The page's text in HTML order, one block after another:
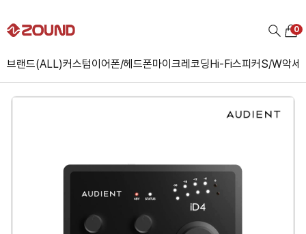
브랜드(ALL)커스텀이어폰/헤드폰마이크레코딩Hi-Fi스피커S/W악세
0